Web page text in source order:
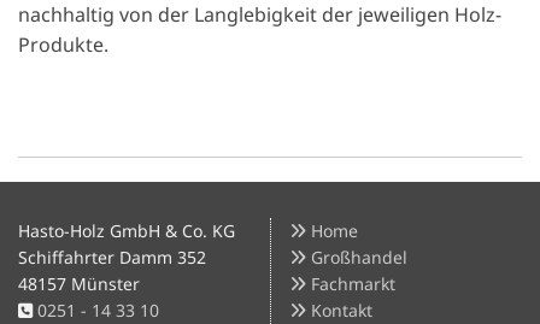
nachhaltig von der Langlebigkeit der jeweiligen Holz-
Produkte.
Hasto-Holz GmbH & Co. KG
Schiffahrter Damm 352
48157 Münster
 0251 - 14 33 10
 Home
 Großhandel
 Fachmarkt
 Kontakt